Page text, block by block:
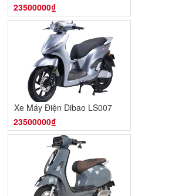
23500000₫
Xe Máy Điện Dibao LS007
23500000₫